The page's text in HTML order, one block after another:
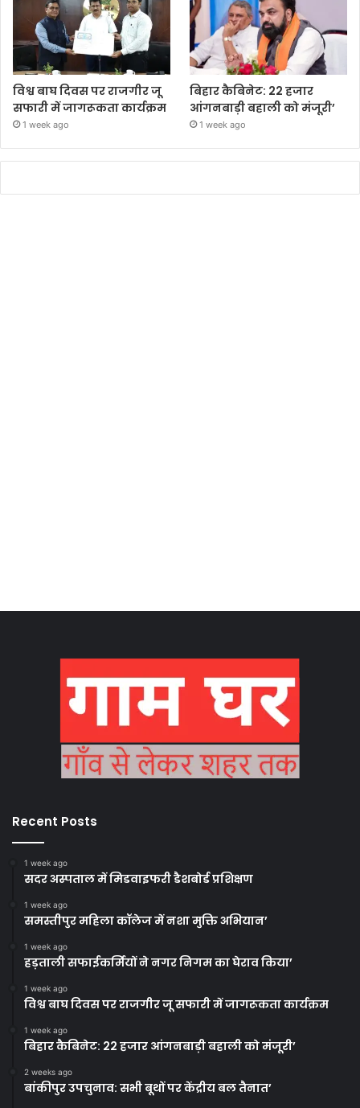
विश्व बाघ दिवस पर राजगीर जू
सफारी में जागरूकता कार्यक्रम
1 week ago
बिहार कैबिनेट: 22 हजार
आंगनबाड़ी बहाली को मंजूरी’
1 week ago
Recent Posts
1 week ago
सदर अस्पताल में मिडवाइफरी डैशबोर्ड प्रशिक्षण
1 week ago
समस्तीपुर महिला कॉलेज में नशा मुक्ति अभियान’
1 week ago
हड़ताली सफाईकर्मियों ने नगर निगम का घेराव किया’
1 week ago
विश्व बाघ दिवस पर राजगीर जू सफारी में जागरूकता कार्यक्रम
1 week ago
बिहार कैबिनेट: 22 हजार आंगनबाड़ी बहाली को मंजूरी’
2 weeks ago
बांकीपुर उपचुनाव: सभी बूथों पर केंद्रीय बल तैनात’